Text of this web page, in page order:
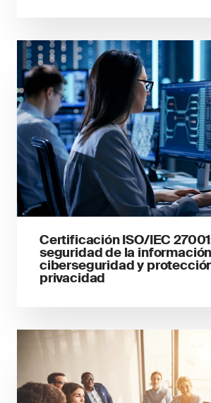
Certificación ISO/IEC
seguridad de la
ciberseguridad y
privacidad